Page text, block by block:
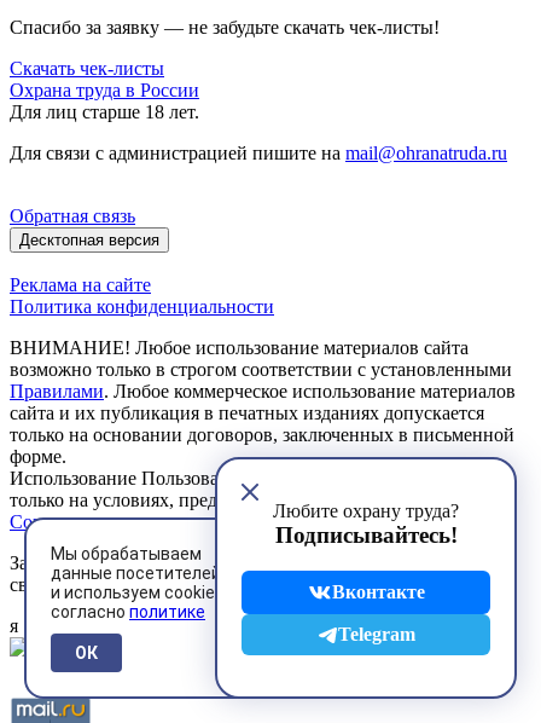
Спасибо за заявку — не забудьте скачать чек-листы!
Скачать чек-листы
Мы обрабатываем
данные посетителей
и используем cookies
согласно политике
ОК
Любите охрану труда?
Подписывайтесь!
Вконтакте
Telegram
Охрана труда в России
Для лиц старше 18 лет.
Для связи с администрацией пишите на mail@ohranatruda.ru
Обратная связь
Десктопная версия
Реклама на сайте
Политика конфиденциальности
ВНИМАНИЕ! Любое использование материалов сайта
возможно только в строгом соответствии с установленными
Правилами. Любое коммерческое использование материалов
сайта и их публикация в печатных изданиях допускается
только на основании договоров, заключенных в письменной
форме.
Использование Пользователем сервисов сайта возможно
только на условиях, предусмотренных
Пользовательским
Соглашением
Зарегистрированное средство массовой информации
свидетельство ЭЛ № ФС 77 - 85134 от 27.04.2023 г.
я